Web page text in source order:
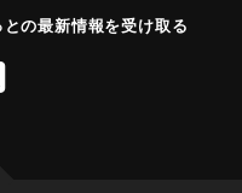
の最新情報を受け取る